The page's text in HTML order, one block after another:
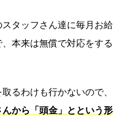
タッフさん達に毎月お給
本来は無償で対応をする
るわけも行かないので、
から「頭金」とという形